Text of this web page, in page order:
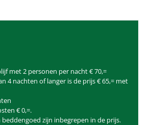
met 2 personen per nacht € 70,=
4 nachten of langer is de prijs € 65,= met
€ 0,=.
zijn inbegrepen in de prijs.